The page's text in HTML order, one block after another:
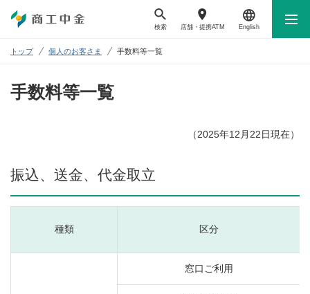
検索 店舗・ 提携ATM English
トップ 個人のお客さま 手数料等一覧
手数料等一覧
（2025年12月22日現在）
振込、送金、代金取立
種類 区分
窓口ご利用